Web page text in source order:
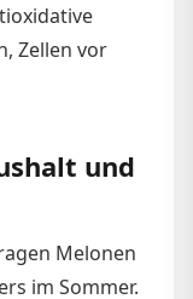
Zellen vor
und
Melonen
im Sommer.